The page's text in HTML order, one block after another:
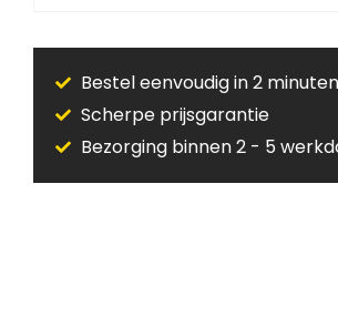
Bestel eenvoudig in 2 minuten
Scherpe prijsgarantie
Bezorging binnen 2 - 5